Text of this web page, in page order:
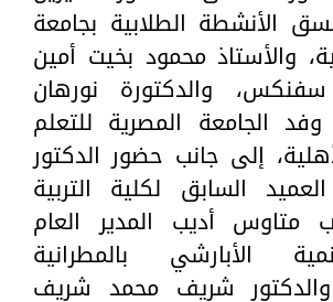
الأنشطة الطلابية بجامعة
والأستاذ محمود بخيت أمين
والدكتورة نورهان
الجامعة المصرية للتعلم
إلى جانب حضور الدكتور
السابق لكلية التربية
متاوس أديب المدير العام
الأبارشي بالمطرانية
والدكتور شريف محمد شريف